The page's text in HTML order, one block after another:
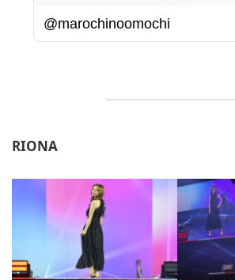
@marochinoomochi
RIONA